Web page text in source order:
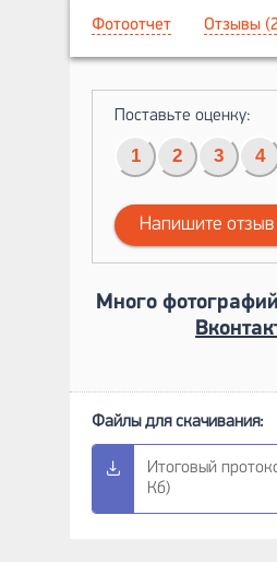
Фотоотчет Отзывы
Поставьте оценку:
1 2 3 4
Напишите отзыв
Много
Итоговый
Кб)